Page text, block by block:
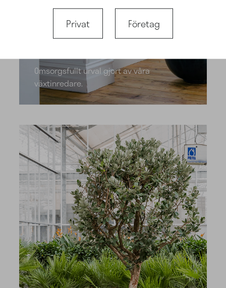
Krukor vi
rekommenderar
Omsorgsfullt urval gjort av våra
växtinredare.
Privat Företag